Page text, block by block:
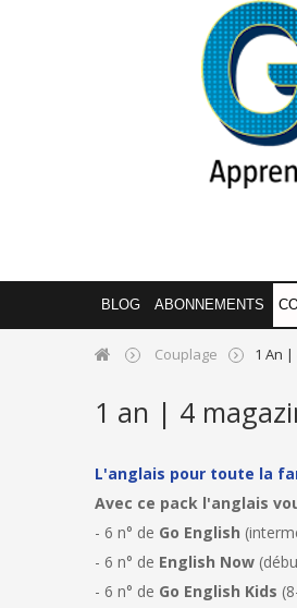
BLOG ABONNEMENTS
Couplage 1 An
1 an | 4
L'anglais pour toute la
Avec ce pack l'anglais
- 6 n° de Go English
- 6 n° de English Now
- 6 n° de Go English Kids